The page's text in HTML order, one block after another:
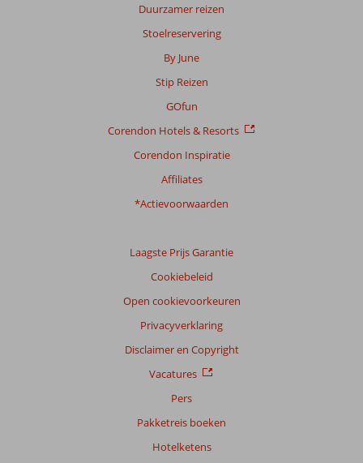
Duurzamer reizen
Stoelreservering
By June
Stip Reizen
GOfun
Corendon Hotels & Resorts
Corendon Inspiratie
Affiliates
*Actievoorwaarden
Laagste Prijs Garantie
Cookiebeleid
Open cookievoorkeuren
Privacyverklaring
Disclaimer en Copyright
Vacatures
Pers
Pakketreis boeken
Hotelketens